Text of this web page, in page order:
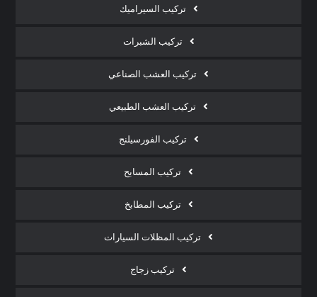
تركيب السيراميك
تركيب الشبرات
تركيب العشب الصناعي
تركيب العشب الطبيعي
تركيب الفورسيلنج
تركيب المسابح
تركيب المطابخ
تركيب المظلات السيارات
تركيب زجاج